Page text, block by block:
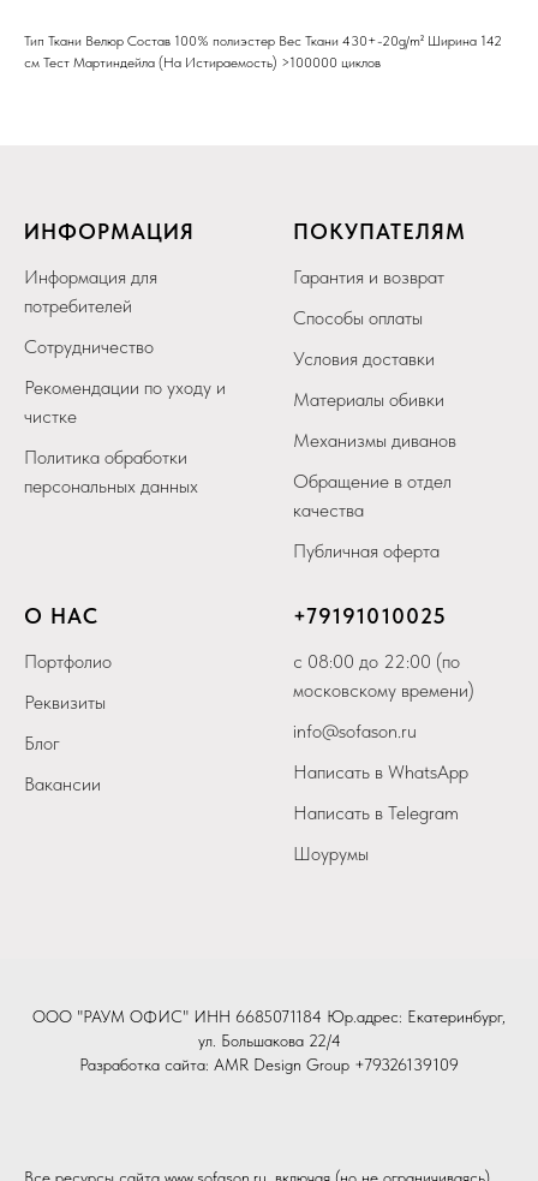
Тип Ткани Велюр Состав 100% полиэстер Вес Ткани 430+-20g/m² Ширина 142
см Тест Мартиндейла (На Истираемость) >100000 циклов
ИНФОРМАЦИЯ
Информация для
потребителей
Сотрудничество
Рекомендации по уходу и
чистке
Политика обработки
персональных данных
ПОКУПАТЕЛЯМ
Гарантия и возврат
Способы оплаты
Условия доставки
Материалы обивки
Механизмы диванов
Обращение в отдел
качества
Публичная оферта
О НАС
Портфолио
Реквизиты
Блог
Вакансии
+79191010025
с 08:00 до 22:00 (по
московскому времени)
info@sofason.ru
Написать в WhatsApp
Написать в Telegram
Шоурумы
ООО "РАУМ ОФИС" ИНН 6685071184 Юр.адрес: Екатеринбург,
ул. Большакова 22/4
Разработка сайта: AMR Design Group +79326139109